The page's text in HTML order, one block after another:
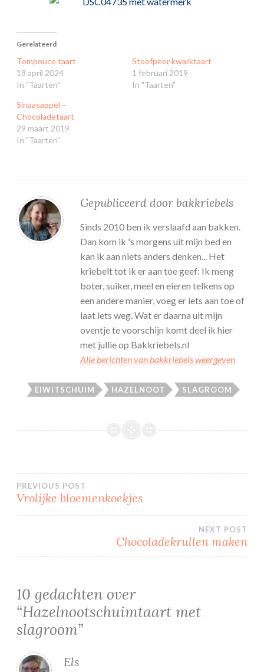
Gerelateerd
Tompouce taart
18 april 2024
In "Taarten"
Stoofpeer kwarktaart
1 februari 2019
In "Taarten"
Sinaasappel –
Chocoladetaart
29 maart 2019
In "Taarten"
Gepubliceerd door bakkriebels
Sinds 2010 ben ik verslaafd aan bakken.
Dan kom ik 's morgens uit mijn bed en
kan ik aan niets anders denken... Het
kriebelt tot ik er aan toe geef: Ik meng
boter, suiker, meel en eieren telkens op
een andere manier, voeg er iets aan toe of
laat iets weg. Wat er daarna uit mijn
oventje te voorschijn komt deel ik hier
met jullie op Bakkriebels.nl
Alle berichten van bakkriebels weergeven
EIWITSCHUIM HAZELNOOT SLAGROOM
Bericht
PREVIOUS POST
Vrolijke bloemenkoekjes
NEXT POST
Chocoladekrullen maken
10 gedachten over
“Hazelnootschuimtaart met
slagroom”
Els